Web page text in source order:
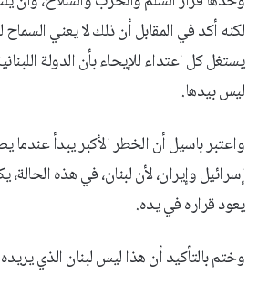
لكنه أكد في المقابل أن ذلك لا يعني السماح
يستغل كل اعتداء للإيحاء بأن الدولة
ليس بيدها.
واعتبر باسيل أن الخطر الأكبر يبدأ عندما
إسرائيل وإيران، لأن لبنان، في هذه الحالة،
يعود قراره في يده.
وختم بالتأكيد أن هذا ليس لبنان الذي يريده